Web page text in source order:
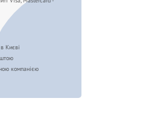
Києві
компанією